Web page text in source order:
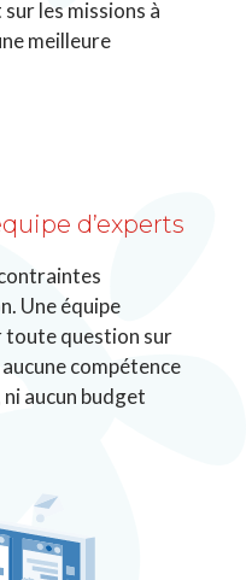
les missions à
meilleure
d’experts
Une équipe
toute question sur
compétence
aucun budget